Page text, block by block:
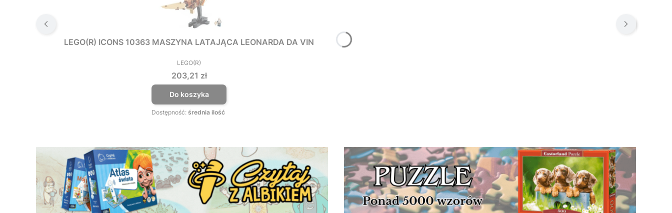
LEGO(R) ICONS 10363 MASZYNA LATAJĄCA LEONARDA DA VIN
PRODUCENT
LEGO(R)
Cena
203,21 zł
Do koszyka
Dostępność: średnia ilość